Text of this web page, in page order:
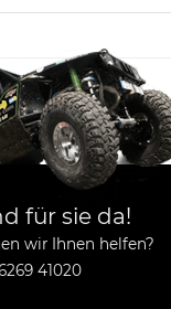
für sie da!
wir Ihnen helfen?
41020